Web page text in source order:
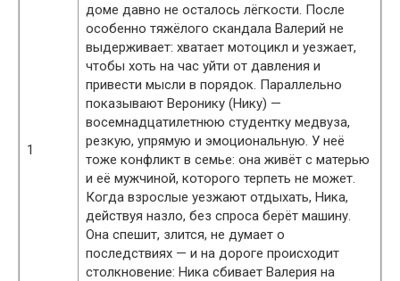
1
доме давно не осталось лёгкости. После
особенно тяжёлого скандала Валерий не
выдерживает: хватает мотоцикл и уезжает,
чтобы хоть на час уйти от давления и
привести мысли в порядок. Параллельно
показывают Веронику (Нику) —
восемнадцатилетнюю студентку медвуза,
резкую, упрямую и эмоциональную. У неё
тоже конфликт в семье: она живёт с матерью
и её мужчиной, которого терпеть не может.
Когда взрослые уезжают отдыхать, Ника,
действуя назло, без спроса берёт машину.
Она спешит, злится, не думает о
последствиях — и на дороге происходит
столкновение: Ника сбивает Валерия на